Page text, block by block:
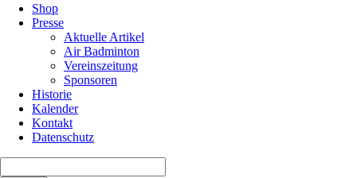
Shop
Presse
Aktuelle Artikel
Air Badminton
Vereinszeitung
Sponsoren
Historie
Kalender
Kontakt
Datenschutz